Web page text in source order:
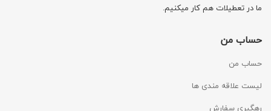
ما در تعطیلات هم کار میکنیم.
حساب من
حساب من
لیست علاقه مندی ها
رهگیری سفارش